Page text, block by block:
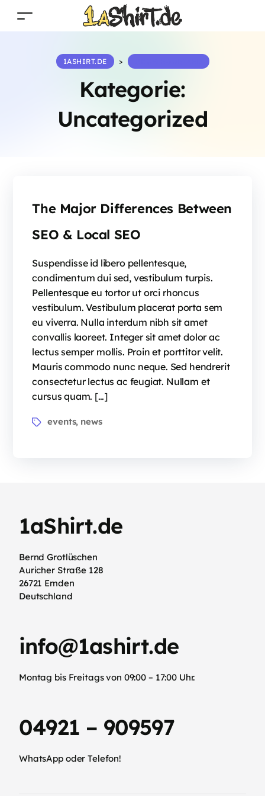
Kategorie:
Uncategorized
1ASHIRT.DE >
The Major Differences Between
SEO & Local SEO
Suspendisse id libero pellentesque,
condimentum dui sed, vestibulum turpis.
Pellentesque eu tortor ut orci rhoncus
vestibulum. Vestibulum placerat porta sem
eu viverra. Nulla interdum nibh sit amet
convallis laoreet. Integer sit amet dolor ac
lectus semper mollis. Proin et porttitor velit.
Mauris commodo nunc neque. Sed hendrerit
consectetur lectus ac feugiat. Nullam et
cursus quam. […]
events, news
1aShirt.de
Bernd Grotlüschen
Auricher Straße 128
26721 Emden
Deutschland
info@1ashirt.de
Montag bis Freitags von 09:00 – 17:00 Uhr.
04921 – 909597
WhatsApp oder Telefon!